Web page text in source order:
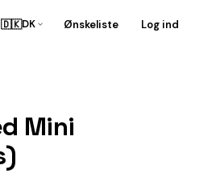
🇩🇰DK Ønskeliste Log ind
Mini